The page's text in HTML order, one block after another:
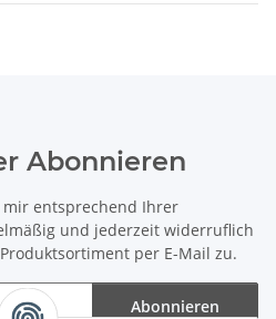
Abonnieren
mir entsprechend Ihrer
und jederzeit widerruflich
per E-Mail zu.
Abonnieren